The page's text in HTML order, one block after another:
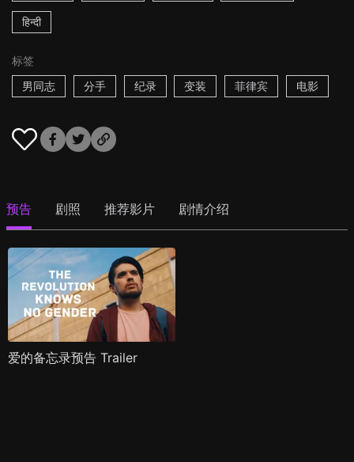
हिन्दी
标签
男同志
分手 纪录 变装 菲律宾 电影
预告 剧照 推荐影片 剧情介绍
爱的备忘录预告 Trailer